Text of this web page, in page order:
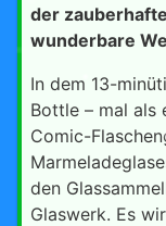
der
wunderbare
In dem 13-
Bottle – mal als
Comic-
den
Glaswerk. Es